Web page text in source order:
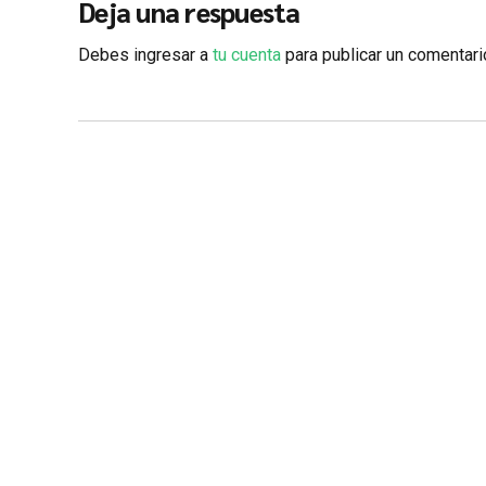
Deja una respuesta
Debes ingresar a tu cuenta para publicar un